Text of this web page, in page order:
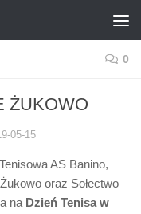
0
ŻUKOWO
05-15
AS Banino,
oraz Sołectwo
na Dzień Tenisa w